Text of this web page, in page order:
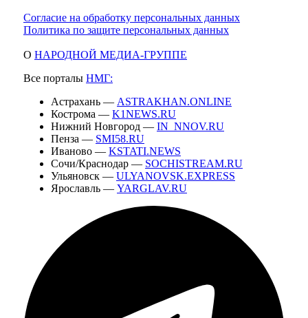
Согласие на обработку персональных данных
Политика по защите персональных данных
О НАРОДНОЙ МЕДИА-ГРУППЕ
Все порталы НМГ:
Астрахань — ASTRAKHAN.ONLINE
Кострома — K1NEWS.RU
Нижний Новгород — IN_NNOV.RU
Пенза — SMI58.RU
Иваново — KSTATI.NEWS
Сочи/Краснодар — SOCHISTREAM.RU
Ульяновск — ULYANOVSK.EXPRESS
Ярославль — YARGLAV.RU